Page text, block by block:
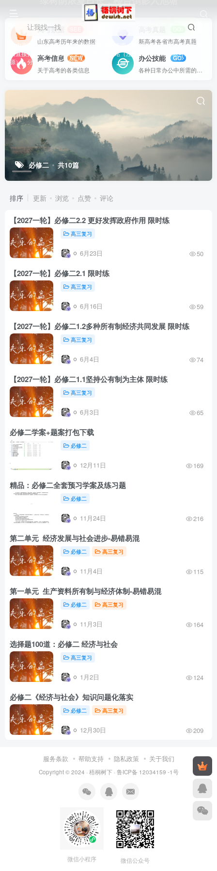
让我找一找
站内资源基本上都是一线教学实际使用的资源，配有WORD版本，可以下载
后直接打印使用。也欢迎更多老师加盟网站（注册登录成为用户就可以发布资
源），分享更好、更多的教学资源。
高考数据
山东高考历年来的数据
新高考各省市高考真题
高考信息
NEW
关于高考的各类信息
办公技能
GO
必修二 共10篇
排序 更新 浏览 点赞 评论
【2027一轮】必修二2.2 更好发挥政府作用 限时练
高三复习
6月23日 50
【2027一轮】必修二2.1 限时练
高三复习
6月16日 59
【2027一轮】必修二1.2多种所有制经济共同发展 限时练
高三复习
6月4日 74
【2027一轮】必修二1.1坚持公有制为主体 限时练
高三复习
6月3日 65
必修二学案+题案打包下载
必修二
12月11日 169
精品：必修二全套预习学案及练习题
必修二
11月24日 216
第二单元 经济发展与社会进步-易错易混
必修二 高三复习
11月4日 115
第一单元 生产资料所有制与经济体制-易错易混
必修二 高三复习
11月3日 164
选择题100道：必修二 经济与社会
高三复习
1月2日 124
必修二《经济与社会》知识问题化落实
必修二 高三复习
12月30日 209
服务条款 帮助支持 隐私政策 关于我们
Copyright © 2024 · 梧桐树下· 鲁ICP备 12034159 -1号
微信小程序 微信公众号